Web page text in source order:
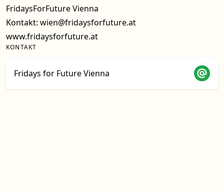
FridaysForFuture Vienna
Kontakt: wien@fridaysforfuture.at
www.fridaysforfuture.at
KONTAKT
Fridays for Future Vienna